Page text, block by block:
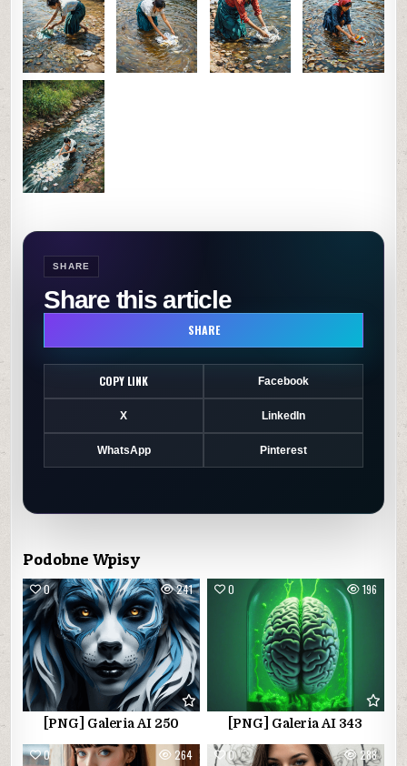
0
44
0
SHARE
Share this article
SHARE
COPY LINK Facebook
X LinkedIn
WhatsApp Pinterest
Podobne Wpisy
0 241
[PNG] Galeria AI 250
0 196
[PNG] Galeria AI 343
0 264 0 288